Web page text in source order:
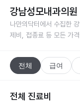
강남성모내과의원
나만의닥터에서 수집한
제비, 접종료 등 모든 가
전체 급여
전체 진료비